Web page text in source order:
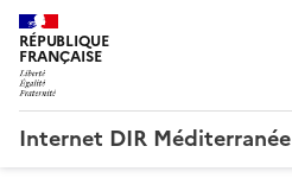
RÉPUBLIQUE
FRANÇAISE
Internet DIR Méditerranée